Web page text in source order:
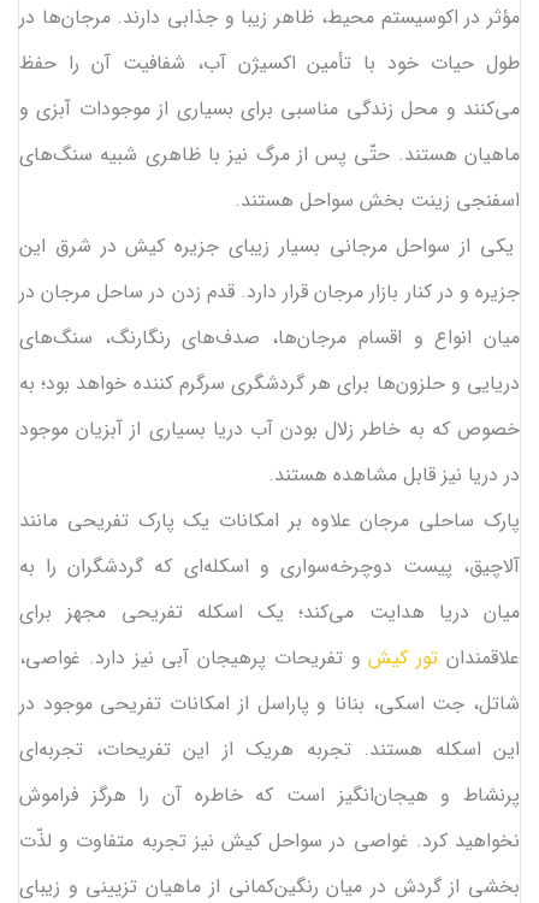
مؤثر در اکوسیستم محیط، ظاهر زیبا و جذابی دارند. مرجان‌ها در
طول حیات خود با تأمین اکسیژن آب، شفافیت آن را حفظ
می‌کنند و محل زندگی مناسبی برای بسیاری از موجودات آبزی و
ماهیان هستند. حتّی پس از مرگ نیز با ظاهری شبیه سنگ‌های
اسفنجی زینت ‌بخش سواحل هستند.
یکی از سواحل مرجانی بسیار زیبای جزیره کیش در شرق این
جزیره و در کنار بازار مرجان قرار دارد. قدم زدن در ساحل مرجان در
میان انواع و اقسام مرجان‌ها، صدف‌های رنگارنگ، سنگ‌های
دریایی و حلزون‌ها برای هر گردشگری سرگرم کننده خواهد بود؛ به
خصوص که به خاطر زلال بودن آب دریا بسیاری از آبزیان موجود
در دریا نیز قابل مشاهده هستند.
پارک ساحلی مرجان علاوه بر امکانات یک پارک تفریحی مانند
آلاچیق، پیست دوچرخه‌سواری و اسکله‌ای که گردشگران را به
میان دریا هدایت می‌کند؛ یک اسکله تفریحی مجهز برای
علاقمندان تور کیشو تفریحات پرهیجان آبی نیز دارد. غواصی،
شاتل، جت اسکی، بنانا و پاراسل از امکانات تفریحی موجود در
این اسکله هستند. تجربه هریک از این تفریحات، تجربه‌ای
پرنشاط و هیجان‌انگیز است که خاطره آن را هرگز فراموش
نخواهید کرد. غواصی در سواحل کیش نیز تجربه متفاوت و لذّت
بخشی از گردش در میان رنگین‌کمانی از ماهیان تزیینی و زیبای